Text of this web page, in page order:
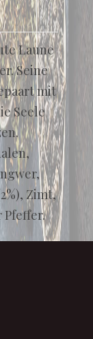
Laune
Seine
mit
Seele
Zimt,
Pfeffer.